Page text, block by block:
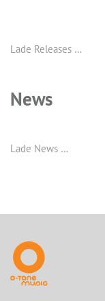
Lade Releases …
News
Lade News …